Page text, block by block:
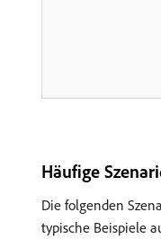
Häufige
Die folgenden
typische Beispiele